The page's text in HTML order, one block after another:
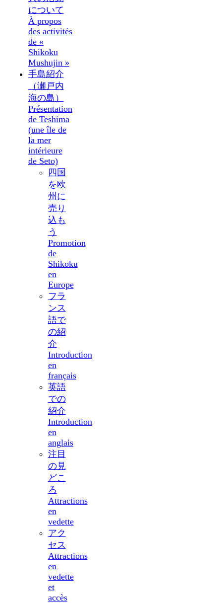
について
À propos
des activités
de «
Shikoku
Mushujin »
手島紹介
（瀬戸内
海の島）
Présentation
de Teshima
(une île de
la mer
intérieure
de Seto)
四国
を欧
州に
売り
込も
う
Promotion
de
Shikoku
en
Europe
フラ
ンス
語で
の紹
介
Introduction
en
français
英語
での
紹介
Introduction
en
anglais
注目
の見
どこ
ろ
Attractions
en
vedette
アク
セス
Attractions
en
vedette
et
accès